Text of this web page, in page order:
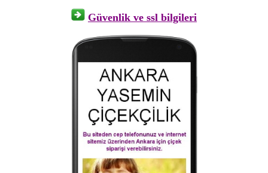
Güvenlik ve ssl bilgileri